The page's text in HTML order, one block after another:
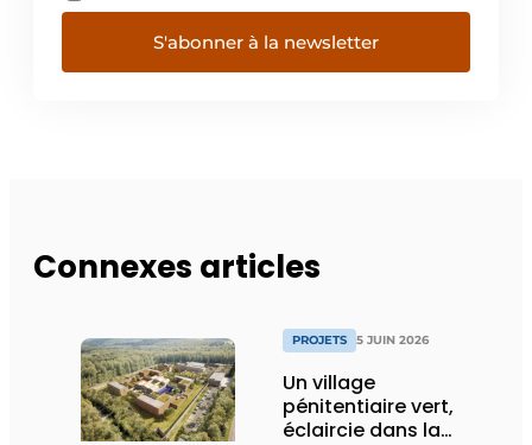
S'abonner à la newsletter
Connexes articles
PROJETS 5 JUIN 2026
Un village
pénitentiaire vert,
éclaircie dans la